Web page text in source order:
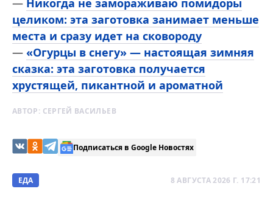
— Никогда не замораживаю помидоры
целиком: эта заготовка занимает меньше
места и сразу идет на сковороду
— «Огурцы в снегу» — настоящая зимняя
сказка: эта заготовка получается
хрустящей, пикантной и ароматной
АВТОР: СЕРГЕЙ ВАСИЛЬЕВ
Подписаться в Google Новостях
ЕДА 8 АВГУСТА 2026 Г. 17:21